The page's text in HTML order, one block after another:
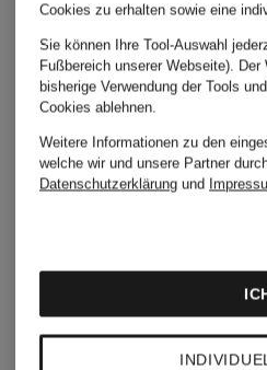
+Geschenk
Zertifiziert
CLARINS
MULTI-
ACTIVE
GLOW
Serum
Cookies zu erhalten sowie eine
Sie können Ihre Tool-Auswahl
Fußbereich unserer Webseite).
bisherige Verwendung der Tools
Cookies ablehnen.
Weitere Informationen zu den
welche wir und unsere Partner
Datenschutzerklärung und